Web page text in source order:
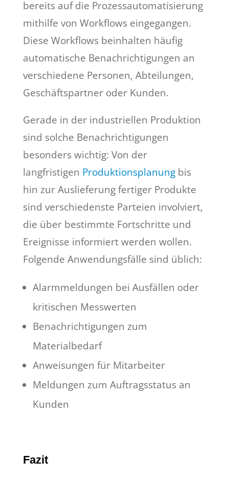
bereits auf die Prozessautomatisierung
mithilfe von Workflows eingegangen.
Diese Workflows beinhalten häufig
automatische Benachrichtigungen an
verschiedene Personen, Abteilungen,
Geschäftspartner oder Kunden.
Gerade in der industriellen Produktion
sind solche Benachrichtigungen
besonders wichtig: Von der
langfristigen Produktionsplanungbis
hin zur Auslieferung fertiger Produkte
sind verschiedenste Parteien involviert,
die über bestimmte Fortschritte und
Ereignisse informiert werden wollen.
Folgende Anwendungsfälle sind üblich:
Alarmmeldungen bei Ausfällen oder
kritischen Messwerten
Benachrichtigungen zum
Materialbedarf
Anweisungen für Mitarbeiter
Meldungen zum Auftragsstatus an
Kunden
Fazit